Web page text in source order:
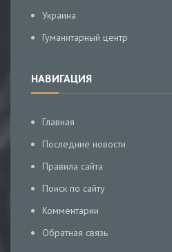
Украина
Гуманитарный центр
НАВИГАЦИЯ
Главная
Последние новости
Правила сайта
Поиск по сайту
Комментарии
Обратная связь